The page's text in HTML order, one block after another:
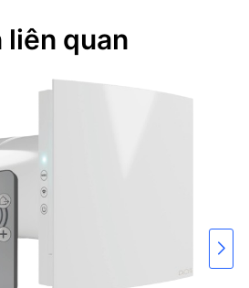
liên quan